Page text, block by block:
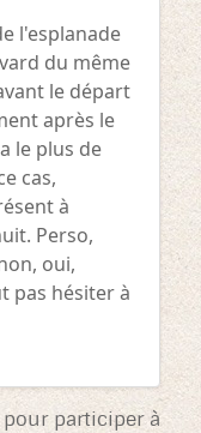
l'esplanade
du même
le départ
après le
le plus de
cas,
à
Perso,
oui,
pas hésiter à
pour participer à